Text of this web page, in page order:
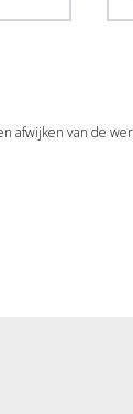
afwijken van de